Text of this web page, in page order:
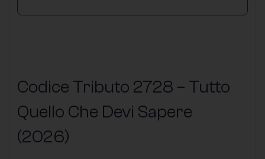
Codice Tributo 2728 – Tutto
Quello Che Devi Sapere
(2026)